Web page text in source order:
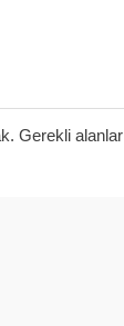
Gerekli alanlar